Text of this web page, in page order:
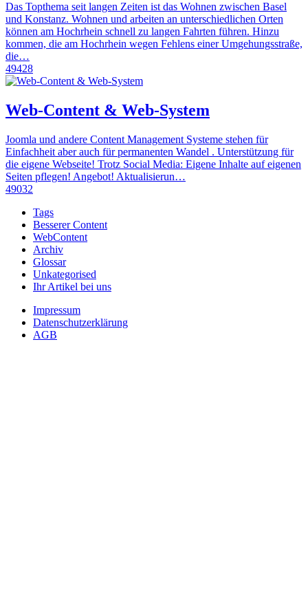
Das Topthema seit langen Zeiten ist das Wohnen zwischen Basel
und Konstanz. Wohnen und arbeiten an unterschiedlichen Orten
können am Hochrhein schnell zu langen Fahrten führen. Hinzu
kommen, die am Hochrhein wegen Fehlens einer Umgehungsstraße,
die…
49428
Web-Content & Web-System
Joomla und andere Content Management Systeme stehen für
Einfachheit aber auch für permanenten Wandel . Unterstützung für
die eigene Webseite! Trotz Social Media: Eigene Inhalte auf eigenen
Seiten pflegen! Angebot! Aktualisierun…
49032
Tags
Besserer Content
WebContent
Archiv
Glossar
Unkategorised
Ihr Artikel bei uns
Impressum
Datenschutzerklärung
AGB